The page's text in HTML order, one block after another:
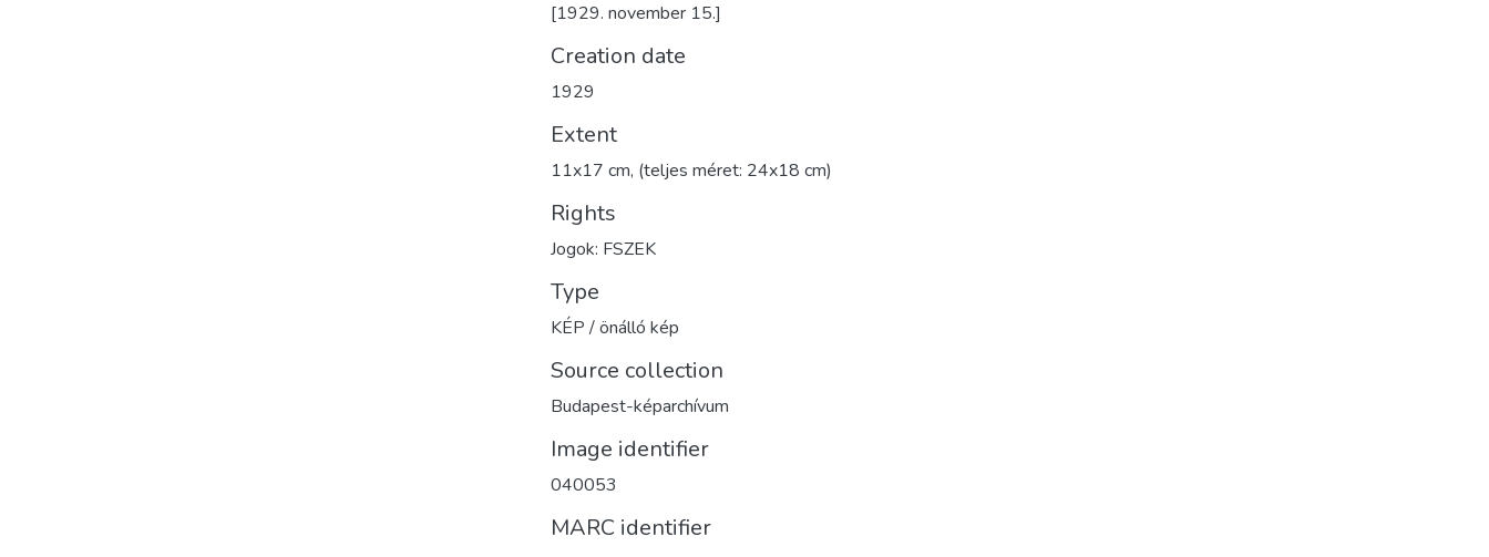
[1929. november 15.]
Creation date
1929
Extent
11x17 cm, (teljes méret: 24x18 cm)
Rights
Jogok: FSZEK
Type
KÉP / önálló kép
Source collection
Budapest-képarchívum
Image identifier
040053
MARC identifier